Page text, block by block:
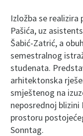
Izložba se
Pašića, uz
Šabić-Zatrić, a
semestralnog
studenata.
arhitektonska
smještenog na
neposrednoj
prostoru
Sonntag.